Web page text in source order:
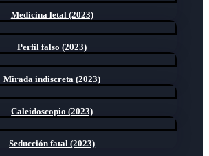
Medicina letal (2023)
Perfil falso (2023)
Mirada indiscreta (2023)
Caleidoscopio (2023)
Seducción fatal (2023)